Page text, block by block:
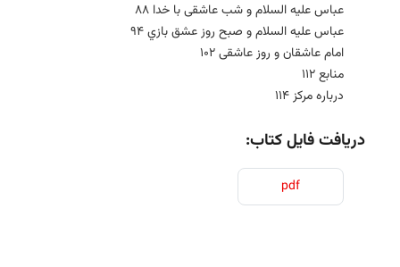
عباس علیه السلام و شب عاشقی با خدا 88
عباس علیه السلام و صبح روز عشق بازي 94
امام عاشقان و روز عاشقی 102
منابع 112
درباره مرکز 114
دریافت فایل کتاب:
pdf